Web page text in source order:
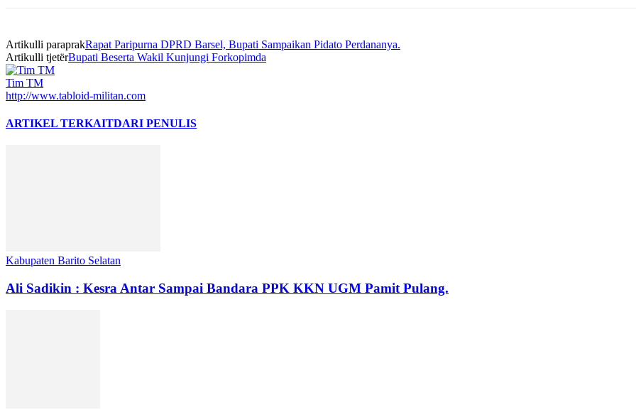
Artikulli paraprakRapat Paripurna DPRD Barsel, Bupati Sampaikan Pidato Perdananya.
Artikulli tjetërBupati Beserta Wakil Kunjungi Forkopimda
Tim TM
http://www.tabloid-militan.com
ARTIKEL TERKAITDARI PENULIS
Kabupaten Barito Selatan
Ali Sadikin : Kesra Antar Sampai Bandara PPK KKN UGM Pamit Pulang.